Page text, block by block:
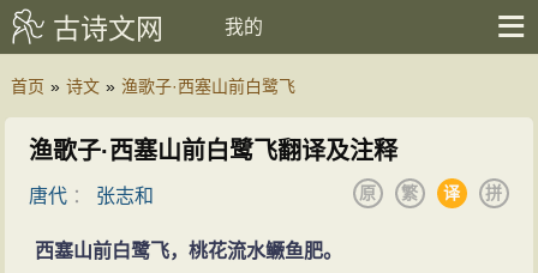
古诗文网 我的
首页 » 诗文 » 渔歌子·西塞山前白鹭飞
渔歌子·西塞山前白鹭飞翻译及注释
唐代 ： 张志和 拼
译
繁
原
西塞山前白鹭飞，桃花流水鳜鱼肥。